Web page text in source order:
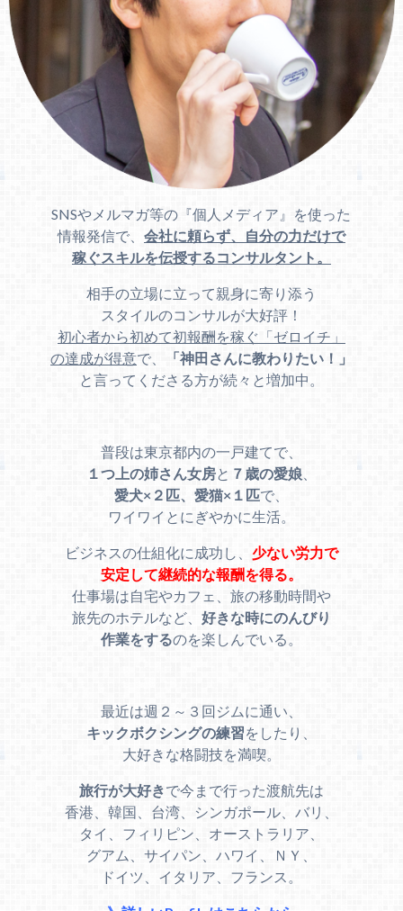
SNSやメルマガ等の『個人メディア』を使った
情報発信で、 会社に頼らず、自分の力だけで
稼ぐスキルを伝授するコンサルタント。
相手の立場に立って親身に寄り添う
スタイルのコンサルが大好評！
初心者から初めて初報酬を稼ぐ「ゼロイチ」
の達成が得意で、
「神田さんに教わりたい！」
と言ってくださる方が続々と増加中。
普段は東京都内の一戸建てで、
１つ上の姉さん女房と ７歳の愛娘、
愛犬×２匹、愛猫×１匹で、
ワイワイとにぎやかに生活。
ビジネスの仕組化に成功し、 少ない労力で
安定して継続的な報酬を得る。
仕事場は自宅やカフェ、旅の移動時間や
旅先のホテルなど、 好きな時にのんびり
作業をするのを楽しんでいる。
最近は週２～３回ジムに通い、
キックボクシングの練習をしたり、
大好きな格闘技を満喫。
旅行が大好きで今まで行った渡航先は
香港、韓国、台湾、シンガポール、バリ、
タイ、フィリピン、オーストラリア、
グアム、サイパン、ハワイ、ＮＹ、
ドイツ、イタリア、フランス。